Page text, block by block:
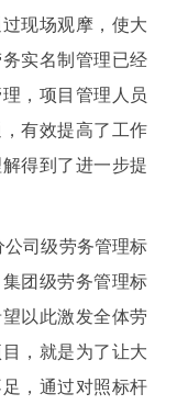
现场观摩，使大
实名制管理已经
，项目管理人员
有效提高了工作
得到了进一步提
公司级劳务管理标
团级劳务管理标
以此激发全体劳
，就是为了让大
，通过对照标杆